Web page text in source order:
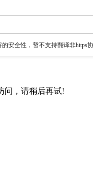
安全性，暂不支持翻译非https